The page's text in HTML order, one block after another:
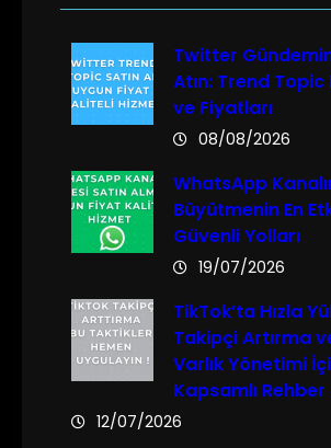
Twitter
Atın: Trend
ve Fiyatları
08/08/2026
WhatsApp
Büyütmenin En
Güvenli Yolları
19/07/2026
TikTok’ta Hızla
Takipçi Artırma
Varlık Yönetimi
Kapsamlı Rehber
12/07/2026